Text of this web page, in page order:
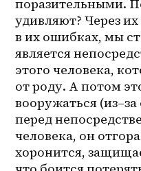
поразительными.
удивляют? Через
в их ошибках, мы
является
этого человека,
от роду. А потом
вооружаться (из–за
перед
человека, он
хоронится,